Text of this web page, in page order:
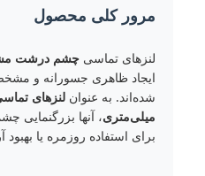
مرور کلی محصول
لنزهای تماسی چشم درشت مشکی 14.5
ایجاد ظاهری جسورانه و
شده‌اند. به عنوان لنزهای
میلی‌متری، آنها بزرگنمایی
برای استفاده روزمره یا